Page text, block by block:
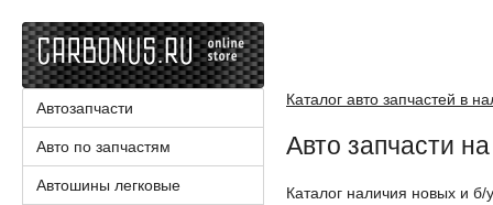
Каталог авто запчастей в
Авто запчасти
Каталог наличия новых и б/
Автозапчасти
Авто по запчастям
Автошины легковые